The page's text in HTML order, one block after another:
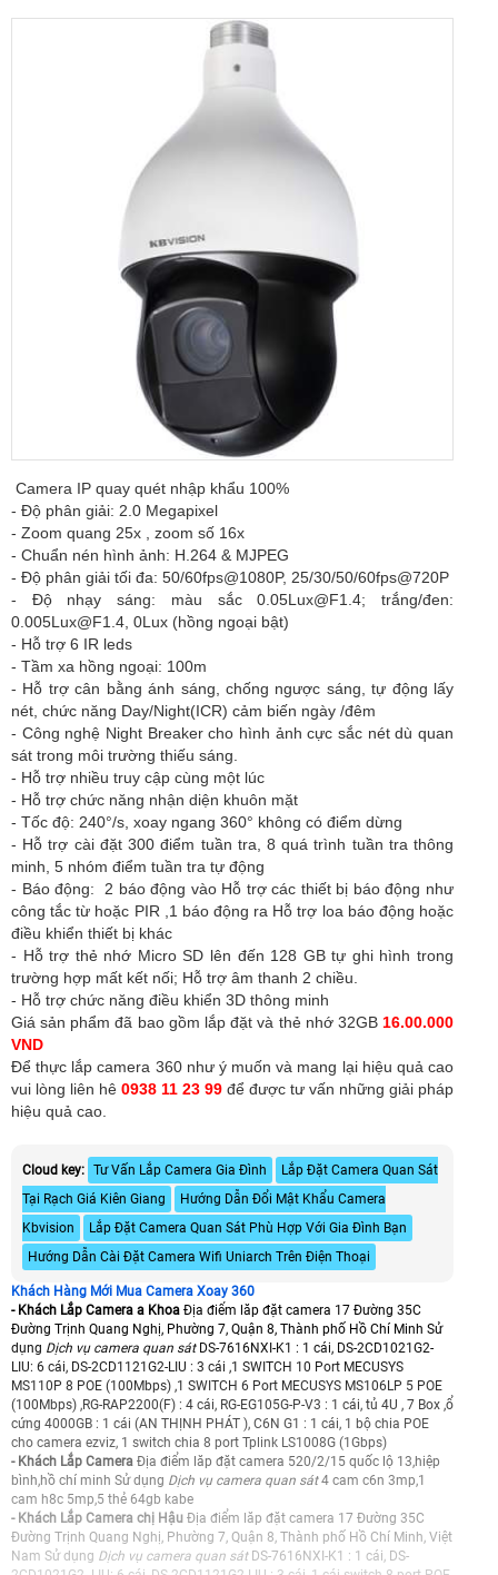
Camera IP quay quét nhập khẩu 100%
- Độ phân giải: 2.0 Megapixel
- Zoom quang 25x , zoom số 16x
- Chuẩn nén hình ảnh: H.264 & MJPEG
- Độ phân giải tối đa: 50/60fps@1080P, 25/30/50/60fps@720P
- Độ nhạy sáng: màu sắc 0.05Lux@F1.4; trắng/đen:
0.005Lux@F1.4, 0Lux (hồng ngoại bật)
- Hỗ trợ 6 IR leds
- Tầm xa hồng ngoại: 100m
- Hỗ trợ cân bằng ánh sáng, chống ngược sáng, tự động lấy
nét, chức năng Day/Night(ICR) cảm biến ngày /đêm
- Công nghệ Night Breaker cho hình ảnh cực sắc nét dù quan
sát trong môi trường thiếu sáng.
- Hỗ trợ nhiều truy cập cùng một lúc
- Hỗ trợ chức năng nhận diện khuôn mặt
- Tốc độ: 240°/s, xoay ngang 360° không có điểm dừng
- Hỗ trợ cài đặt 300 điểm tuần tra, 8 quá trình tuần tra thông
minh, 5 nhóm điểm tuần tra tự động
- Báo động: 2 báo động vào Hỗ trợ các thiết bị báo động như
công tắc từ hoặc PIR ,1 báo động ra Hỗ trợ loa báo động hoặc
điều khiển thiết bị khác
- Hỗ trợ thẻ nhớ Micro SD lên đến 128 GB tự ghi hình trong
trường hợp mất kết nối; Hỗ trợ âm thanh 2 chiều.
- Hỗ trợ chức năng điều khiển 3D thông minh
Giá sản phẩm đã bao gồm lắp đặt và thẻ nhớ 32GB 16.00.000
VND
Để thực lắp camera 360 như ý muốn và mang lại hiệu quả cao
vui lòng liên hê 0938 11 23 99 để được tư vấn những giải pháp
hiệu quả cao.
Cloud key: Tư Vấn Lắp Camera Gia Đình
Lắp Đặt Camera Quan Sát
Tại Rạch Giá Kiên Giang
Hướng Dẫn Đổi Mật Khẩu Camera
Kbvision
Lắp Đặt Camera Quan Sát Phù Hợp Với Gia Đình Bạn
Hướng Dẫn Cài Đặt Camera Wifi Uniarch Trên Điện Thoại
Khách Hàng Mới Mua Camera Xoay 360
- Khách Lắp Camera a Khoa Địa điểm lăp đặt camera 17 Đường 35C
Đường Trịnh Quang Nghị, Phường 7, Quận 8, Thành phố Hồ Chí Minh Sử
dụng Dịch vụ camera quan sát DS-7616NXI-K1 : 1 cái, DS-2CD1021G2-
LIU: 6 cái, DS-2CD1121G2-LIU : 3 cái ,1 SWITCH 10 Port MECUSYS
MS110P 8 POE (100Mbps) ,1 SWITCH 6 Port MECUSYS MS106LP 5 POE
(100Mbps) ,RG-RAP2200(F) : 4 cái, RG-EG105G-P-V3 : 1 cái, tủ 4U , 7 Box ,ổ
cứng 4000GB : 1 cái (AN THỊNH PHÁT ), C6N G1 : 1 cái, 1 bộ chia POE
cho camera ezviz, 1 switch chia 8 port Tplink LS1008G (1Gbps)
- Khách Lắp Camera Địa điểm lăp đặt camera 520/2/15 quốc lộ 13,hiệp
bình,hồ chí minh Sử dụng Dịch vụ camera quan sát4 cam c6n 3mp,1
cam h8c 5mp,5 thẻ 64gb kabe
- Khách Lắp Camera chị Hậu Địa điểm lăp đặt camera 17 Đường 35C
Đường Trịnh Quang Nghị, Phường 7, Quận 8, Thành phố Hồ Chí Minh, Việt
Nam Sử dụng Dịch vụ camera quan sát DS-7616NXI-K1 : 1 cái, DS-